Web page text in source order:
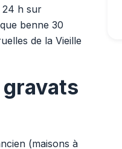
24 h sur
benne 30
de la Vieille
(maisons à